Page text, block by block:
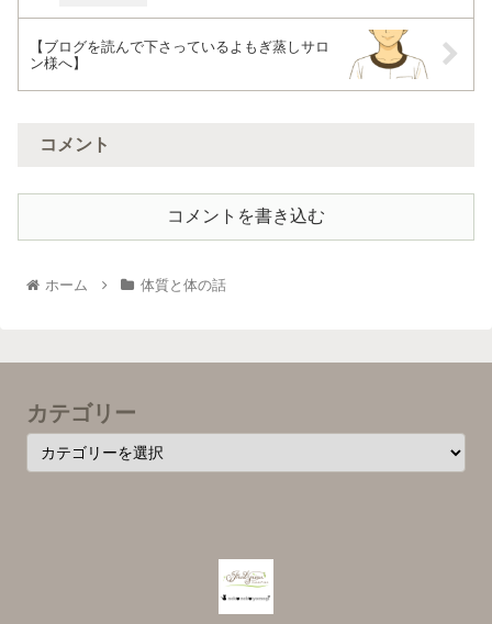
【ブログを読んで下さっているよもぎ蒸しサロ
ン様へ】
コメント
コメントを書き込む
ホーム 体質と体の話
カテゴリー